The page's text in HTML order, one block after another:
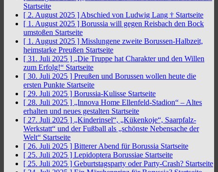
Startseite
[ 2. August 2025 ] Abschied von Ludwig Lang † Startseite
[ 1. August 2025 ] Borussia will gegen Reisbach den Bock
umstoßen Startseite
[ 1. August 2025 ] Misslungene zweite Borussen-Halbzeit,
heimstarke Preußen Startseite
[ 31. Juli 2025 ] „Die Truppe hat Charakter und den Willen
zum Erfolg!“ Startseite
[ 30. Juli 2025 ] Preußen und Borussen wollen heute die
ersten Punkte Startseite
[ 29. Juli 2025 ] Borussia-Kulisse Startseite
[ 28. Juli 2025 ] „Innova Home Ellenfeld-Stadion“ – Altes
erhalten und neues gestalten Startseite
[ 27. Juli 2025 ] „Kinderinsel“, „Kükenkoje“, Saarpfalz-
Werkstatt“ und der Fußball als „schönste Nebensache der
Welt“ Startseite
[ 26. Juli 2025 ] Bitterer Abend für Borussia Startseite
[ 25. Juli 2025 ] Lepidoptera Borussiae Startseite
[ 25. Juli 2025 ] Geburtstagsparty oder Party-Crash? Startseite